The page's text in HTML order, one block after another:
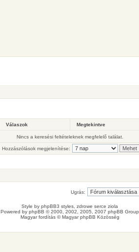
Válaszok Megtekintve
Nincs a keresési feltételeknek megfelelő találat.
Hozzászólások megjelenítése:
Ugrás:
Style by phpBB3 styles , zdrowe serce ziola
Powered by phpBB © 2000, 2002, 2005, 2007 phpBB Group
Magyar fordítás ©Magyar phpBB Közösség